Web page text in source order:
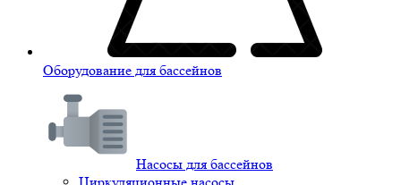
Оборудование для бассейнов
Насосы для бассейнов